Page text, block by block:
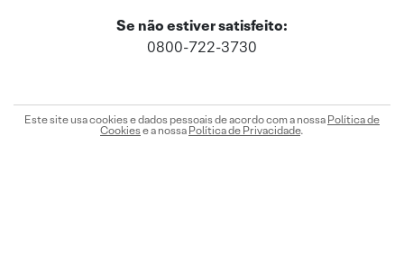
Se não estiver satisfeito:
0800-722-3730
Este site usa cookies e dados pessoais de acordo com a nossa Política de
Cookiese a nossa Política de Privacidade.